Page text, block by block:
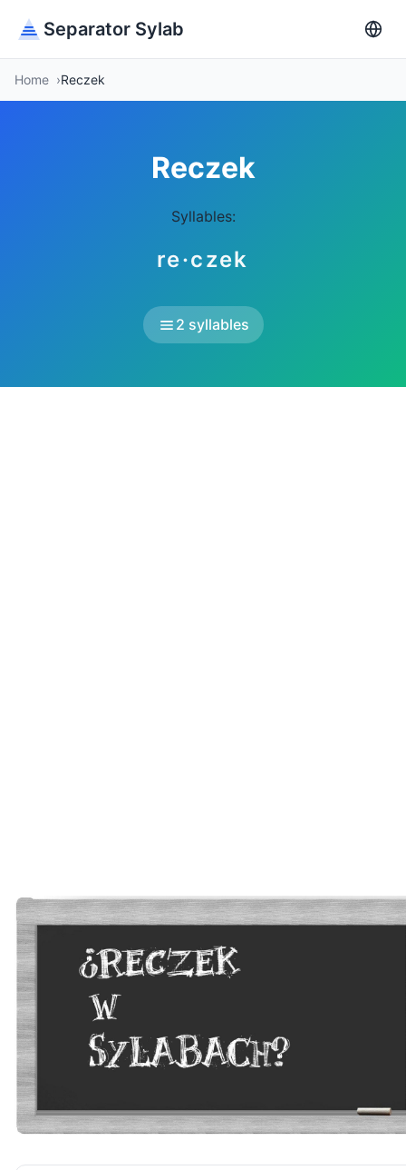
Separator Sylab
Home Reczek
Reczek
Syllables:
re·czek
2 syllables